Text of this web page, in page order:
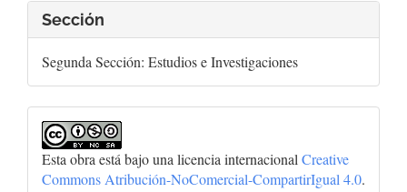
Sección
Segunda Sección: Estudios e Investigaciones
Esta obra está bajo una licencia internacional Creative
Commons Atribución-NoComercial-CompartirIgual 4.0.